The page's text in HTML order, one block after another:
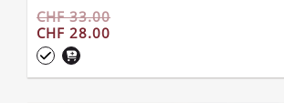
CHF 33.00
CHF 28.00